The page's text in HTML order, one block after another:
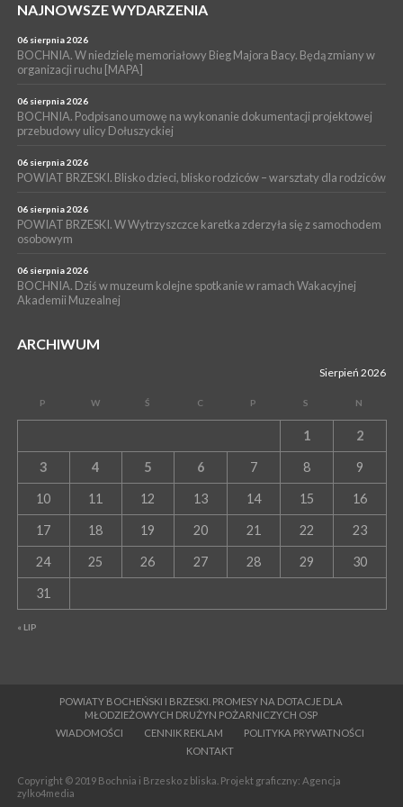
04 sierpnia 2026
muzyki [PROGRAM KONCERTÓW]
SPORT
BOCHNIA. W niedzielę XXXII Memoriałowy Bieg Majora Bacy!
NAJNOWSZE WYDARZENIA
06 sierpnia 2026
BOCHNIA. W niedzielę memoriałowy Bieg Majora Bacy. Będą zmiany w
organizacji ruchu [MAPA]
06 sierpnia 2026
BOCHNIA. Podpisano umowę na wykonanie dokumentacji projektowej
przebudowy ulicy Dołuszyckiej
06 sierpnia 2026
POWIAT BRZESKI. Blisko dzieci, blisko rodziców – warsztaty dla rodziców
06 sierpnia 2026
POWIAT BRZESKI. W Wytrzyszczce karetka zderzyła się z samochodem
osobowym
06 sierpnia 2026
BOCHNIA. Dziś w muzeum kolejne spotkanie w ramach Wakacyjnej
Akademii Muzealnej
ARCHIWUM
Sierpień 2026
P W Ś C P S N
« LIP
1 2
3 4 5 6 7 8 9
10 11 12 13 14 15 16
17 18 19 20 21 22 23
24 25 26 27 28 29 30
31
POWIATY BOCHEŃSKI I BRZESKI. PROMESY NA DOTACJE DLA
MŁODZIEŻOWYCH DRUŻYN POŻARNICZYCH OSP
WIADOMOŚCI
CENNIK REKLAM
POLITYKA PRYWATNOŚCI
KONTAKT
Copyright © 2019 Bochnia i Brzesko z bliska. Projekt graficzny: Agencja
zylko4media